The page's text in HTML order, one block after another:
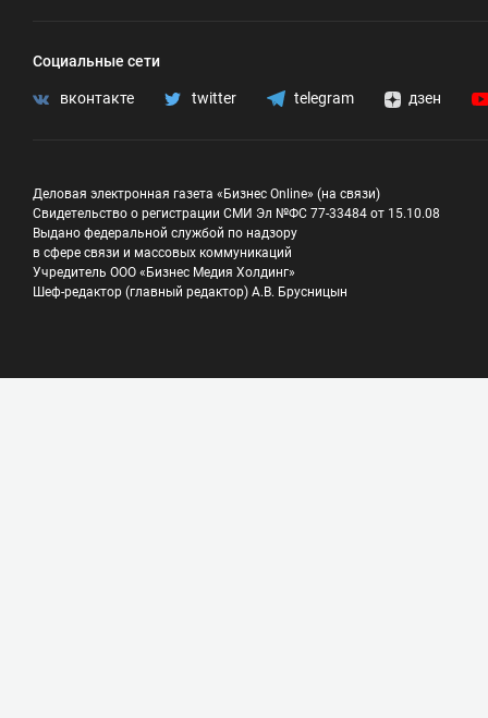
Социальные сети
вконтакте twitter telegram дзен
Деловая электронная газета «Бизнес Online» (на связи)
Свидетельство о регистрации СМИ Эл №ФС 77-33484 от 15.10.08
Выдано федеральной службой по надзору
в сфере связи и массовых коммуникаций
Учредитель ООО «Бизнес Медия Холдинг»
Шеф-редактор (главный редактор) А.В. Брусницын